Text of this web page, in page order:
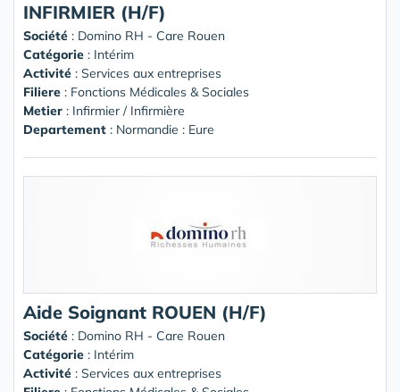
INFIRMIER (H/F)
Société : Domino RH - Care Rouen
Catégorie : Intérim
Activité : Services aux entreprises
Filiere : Fonctions Médicales & Sociales
Metier : Infirmier / Infirmière
Departement : Normandie : Eure
Aide Soignant ROUEN (H/F)
Société : Domino RH - Care Rouen
Catégorie : Intérim
Activité : Services aux entreprises